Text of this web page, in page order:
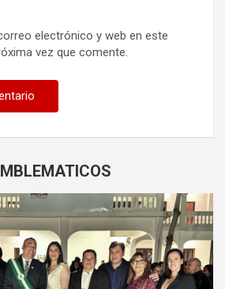
electrónico y web en este
vez que comente.